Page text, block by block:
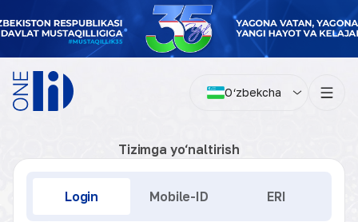
O‘zbekcha
Tizimga yo‘naltirish
Login Mobile-ID ERI